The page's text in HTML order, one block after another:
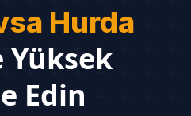
Hurda
Yüksek
Edin